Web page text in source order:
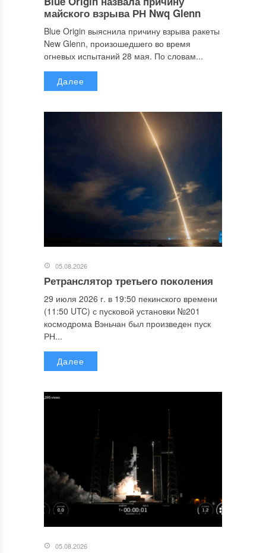
майского взрыва РН Nwq Glenn
Blue Origin выяснила причину взрыва ракеты
New Glenn, произошедшего во время
огневых испытаний 28 мая. По словам...
Далее
05.08.2026
Ретранслятор третьего поколения
29 июля 2026 г. в 19:50 пекинского времени
(11:50 UTC) с пусковой установки №201
космодрома Вэньчан был произведен пуск
РН...
Далее
05.08.2026